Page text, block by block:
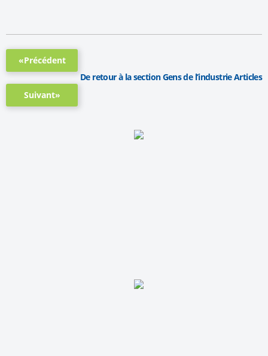
«Précédent
Suivant»
De retour à la section Gens de l’industrie Articles